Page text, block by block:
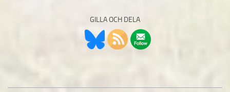
GILLA OCH DELA